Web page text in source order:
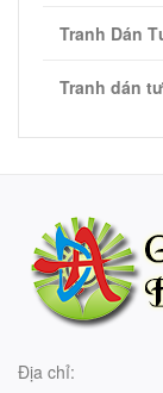
Tranh Dán
Tranh dán
Địa chỉ: